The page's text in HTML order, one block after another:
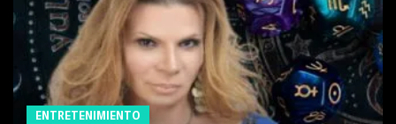
ENTRETENIMIENTO